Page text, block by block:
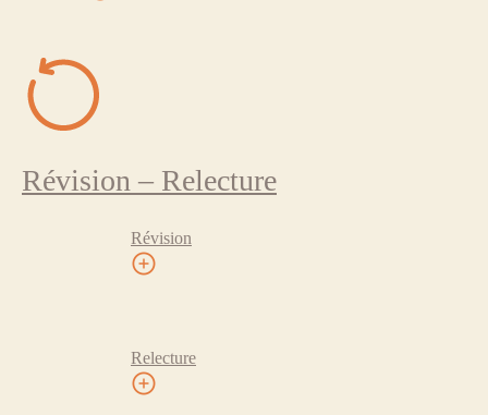
Révision – Relecture
Révision
Relecture